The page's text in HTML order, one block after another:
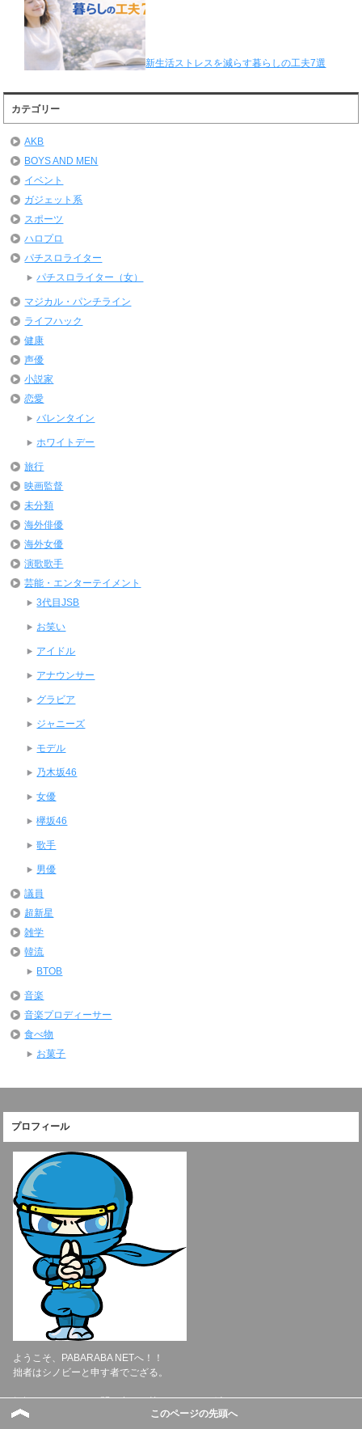
新生活ストレスを減らす暮らしの工夫7選
カテゴリー
AKB
BOYS AND MEN
イベント
ガジェット系
スポーツ
ハロプロ
パチスロライター
パチスロライター（女）
マジカル・パンチライン
ライフハック
健康
声優
小説家
恋愛
バレンタイン
ホワイトデー
旅行
映画監督
未分類
海外俳優
海外女優
演歌歌手
芸能・エンターテイメント
3代目JSB
お笑い
アイドル
アナウンサー
グラビア
ジャニーズ
モデル
乃木坂46
女優
欅坂46
歌手
男優
議員
超新星
雑学
韓流
BTOB
音楽
音楽プロディーサー
食べ物
お菓子
プロフィール
ようこそ、PABARABA NETへ！！
拙者はシノビーと申す者でござる。
気軽にコメント，お問い合わせ等いただければ幸いです！
このページの先頭へ